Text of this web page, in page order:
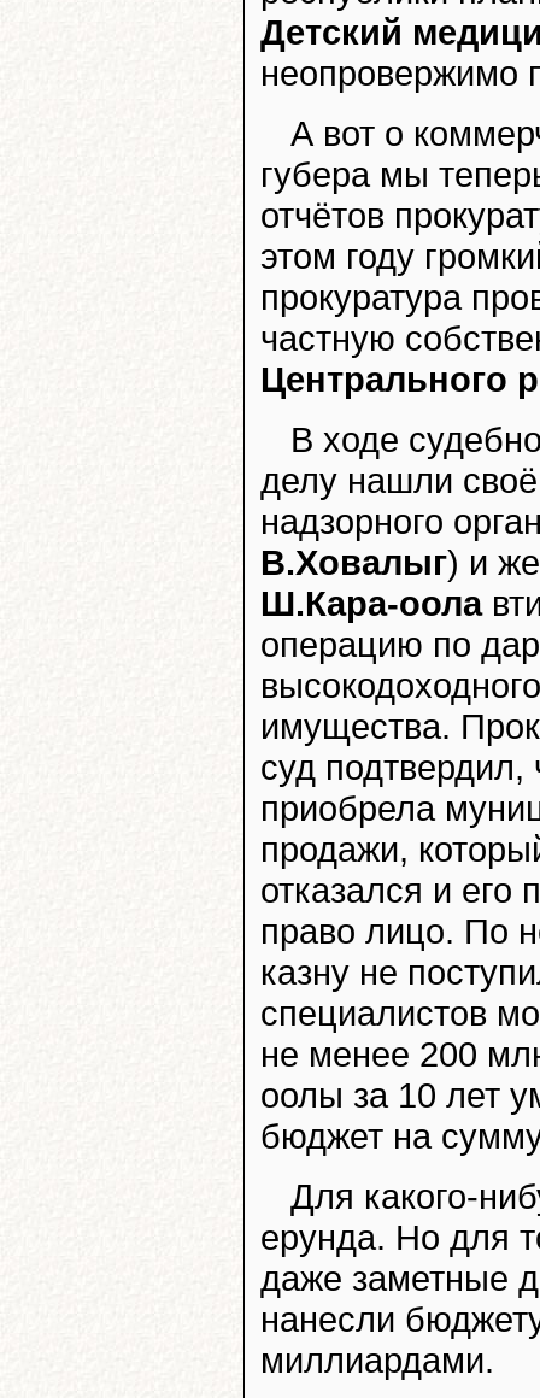
Детский
неопровержимо
А вот о
губера мы
отчётов
этом году
прокуратура
частную
Центрального
В ходе
делу нашли
надзорного
В.Ховалыг) и
Ш.Кара-оола
операцию по
имущества.
суд
приобрела
продажи,
отказался и
право лицо. По
казну не
специалистов
не менее 200
оолы за 10 лет
бюджет на
Для какого-
ерунда. Но для
даже заметные
нанесли
миллиардами.